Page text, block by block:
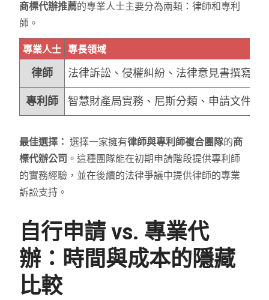
商標代辦推薦的專業人士主要分為兩類：律師和專利
師。
專業人士 專長領域
律師 法律訴訟、侵權糾紛、法律意見書撰寫。
專利師 智慧財產局實務、尼斯分類、申請文件撰
最佳選擇： 選擇一家擁有律師與專利師複合團隊的商
標代辦公司 。這種團隊能在初期申請階段提供專利師
的實務經驗，並在後續的法律爭議中提供律師的專業
訴訟支持。
自行申請 vs. 專業代
辦：時間與成本的隱藏
比較